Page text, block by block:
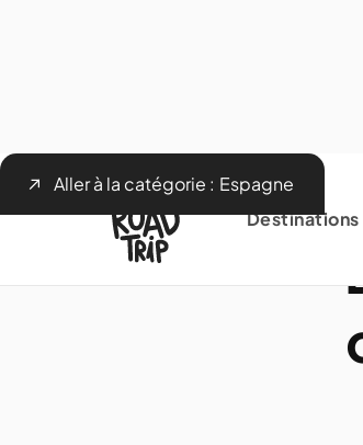
Destinations
Aller à la catégorie : Espagne